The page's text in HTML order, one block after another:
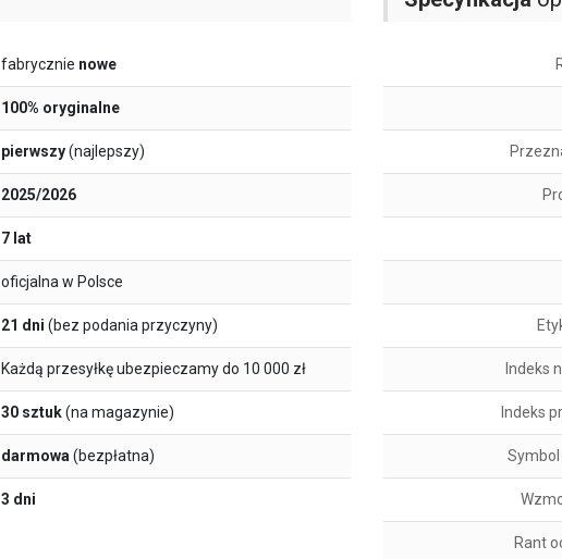
fabrycznie nowe
100% oryginalne
pierwszy(najlepszy)
2025/2026
7 lat
oficjalna w Polsce
21 dni (bez podania przyczyny)
Każdą przesyłkę ubezpieczamy do 10 000 zł
30 sztuk(na magazynie)
darmowa(bezpłatna)
3 dni
Indeks
Indeks
Symbol
Rant